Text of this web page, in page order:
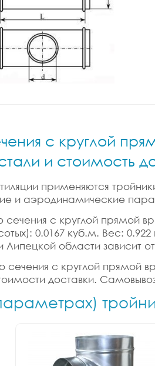
с круглой
и стоимость
применяются
и аэродинамические
сечения с круглой прямой
0.0167 куб.м. Вес:
Липецкой области зависит
сечения с круглой прямой
доставки.